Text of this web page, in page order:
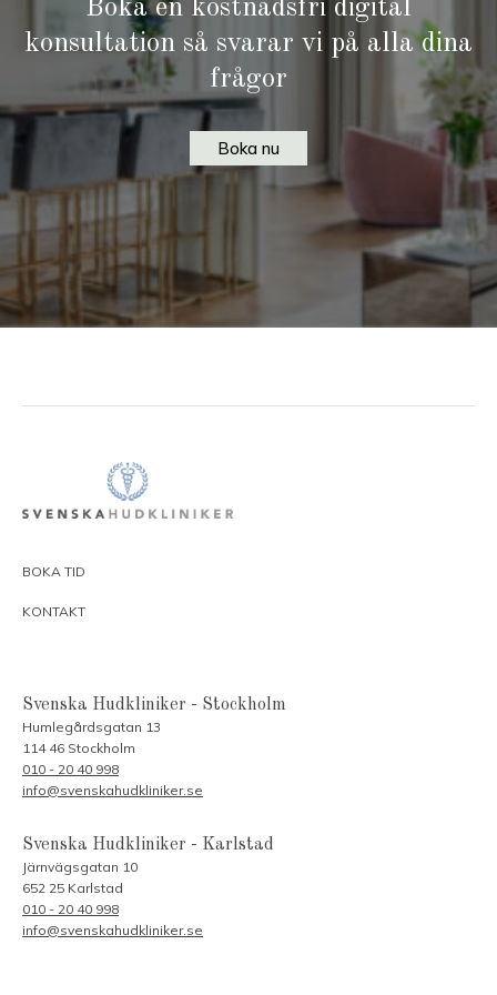
Boka en kostnadsfri digital
konsultation så svarar vi på alla dina
frågor
Boka nu
BOKA TID
KONTAKT
Svenska Hudkliniker - Stockholm
Humlegårdsgatan 13
114 46 Stockholm
010 - 20 40 998
info@svenskahudkliniker.se
Svenska Hudkliniker - Karlstad
Järnvägsgatan 10
652 25 Karlstad
010 - 20 40 998
info@svenskahudkliniker.se